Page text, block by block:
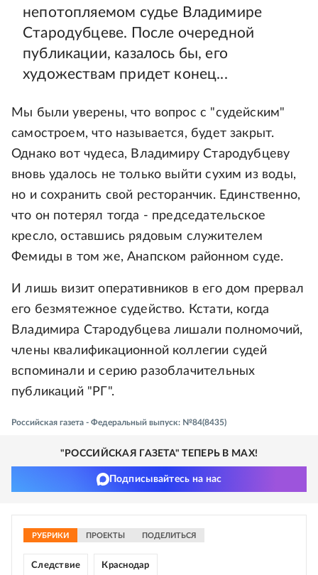
непотопляемом судье Владимире
Стародубцеве. После очередной
публикации, казалось бы, его
художествам придет конец...
Мы были уверены, что вопрос с "судейским"
самостроем, что называется, будет закрыт.
Однако вот чудеса, Владимиру Стародубцеву
вновь удалось не только выйти сухим из воды,
но и сохранить свой ресторанчик. Единственно,
что он потерял тогда - председательское
кресло, оставшись рядовым служителем
Фемиды в том же, Анапском районном суде.
И лишь визит оперативников в его дом прервал
его безмятежное судейство. Кстати, когда
Владимира Стародубцева лишали полномочий,
члены квалификационной коллегии судей
вспоминали и серию разоблачительных
публикаций "РГ".
Российская газета - Федеральный выпуск: №84(8435)
"РОССИЙСКАЯ ГАЗЕТА" ТЕПЕРЬ В MAX!
Подписывайтесь на нас
РУБРИКИ ПРОЕКТЫ ПОДЕЛИТЬСЯ
Следствие Краснодар